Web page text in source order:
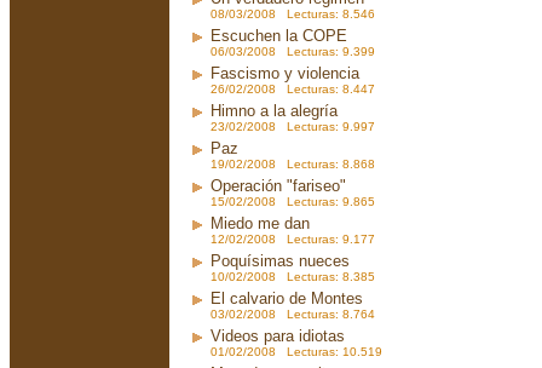
08/03/2008 Lecturas: 8.546
Escuchen la COPE
06/03/2008 Lecturas: 9.399
Fascismo y violencia
26/02/2008 Lecturas: 8.447
Himno a la alegría
23/02/2008 Lecturas: 9.997
Paz
19/02/2008 Lecturas: 8.868
Operación "fariseo"
15/02/2008 Lecturas: 9.865
Miedo me dan
12/02/2008 Lecturas: 9.177
Poquísimas nueces
10/02/2008 Lecturas: 8.385
El calvario de Montes
03/02/2008 Lecturas: 8.764
Videos para idiotas
01/02/2008 Lecturas: 10.519